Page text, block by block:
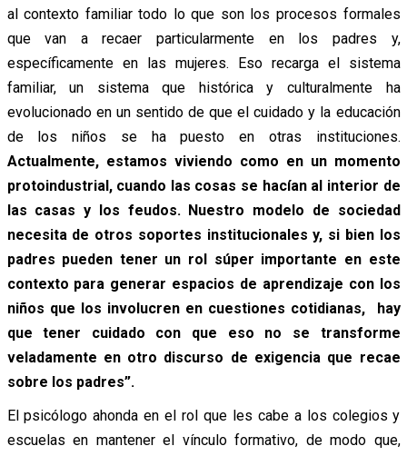
al contexto familiar todo lo que son los procesos formales
que van a recaer particularmente en los padres y,
específicamente en las mujeres. Eso recarga el sistema
familiar, un sistema que histórica y culturalmente ha
evolucionado en un sentido de que el cuidado y la educación
de los niños se ha puesto en otras instituciones.
Actualmente, estamos viviendo como en un momento
protoindustrial, cuando las cosas se hacían al interior de
las casas y los feudos. Nuestro modelo de sociedad
necesita de otros soportes institucionales y, si bien los
padres pueden tener un rol súper importante en este
contexto para generar espacios de aprendizaje con los
niños que los involucren en cuestiones cotidianas, hay
que tener cuidado con que eso no se transforme
veladamente en otro discurso de exigencia que recae
sobre los padres”.
El psicólogo ahonda en el rol que les cabe a los colegios y
escuelas en mantener el vínculo formativo, de modo que,